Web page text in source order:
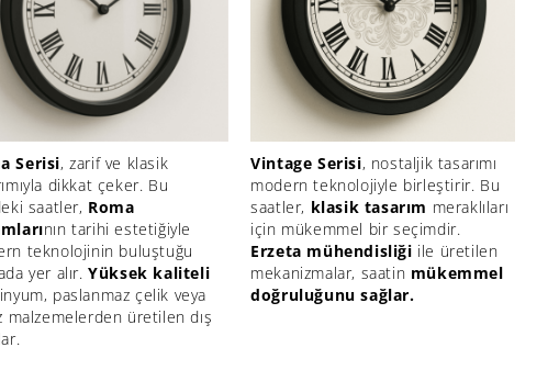
Serisi, zarif ve klasik
dikkat çeker. Bu
saatler, Roma
nın tarihi estetiğiyle
teknolojinin buluştuğu
yer alır.Yüksek kaliteli
paslanmaz çelik veya
malzemelerden üretilen dış
Vintage Serisi, nostaljik tasarımı
modern teknolojiyle birleştirir. Bu
saatler, klasik tasarım meraklıları
için mükemmel bir seçimdir.
Erzeta mühendisliği ile üretilen
mekanizmalar, saatin mükemmel
doğruluğunu sağlar.